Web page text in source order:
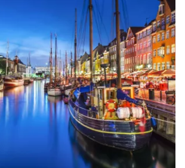
Continuați cu e-mailul